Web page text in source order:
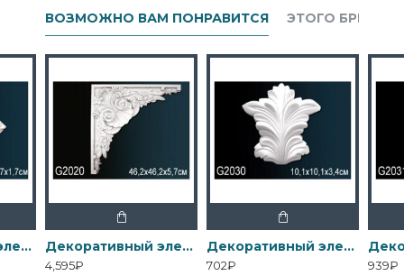
ВОЗМОЖНО ВАМ ПОНРАВИТСЯ ЭТОГО БРЕНДА
Декоративный элемент G2012 Перфект Декоративный элемент G2020 Перфект
4,595₽
Декоративный элемент G2030 Перфект
702₽ 939₽